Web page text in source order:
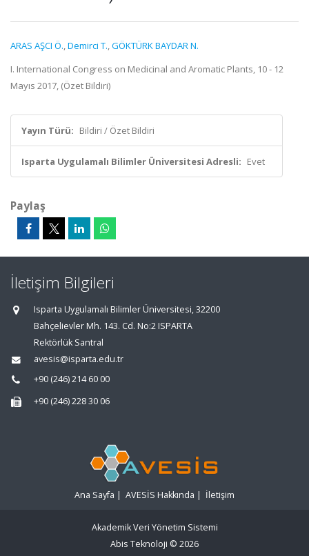
ARAS AŞCI Ö.,Demirci T.,GÖKTÜRK BAYDAR N.
I. International Congress on Medicinal and Aromatic Plants, 10 - 12
Mayıs 2017, (Özet Bildiri)
Yayın Türü: Bildiri / Özet Bildiri
Isparta Uygulamalı Bilimler Üniversitesi Adresli: Evet
Paylaş
İletişim Bilgileri
Isparta Uygulamalı Bilimler Üniversitesi, 32200
Bahçelievler Mh. 143. Cd. No:2 ISPARTA
Rektörlük Santral
avesis@isparta.edu.tr
+90 (246) 214 60 00
+90 (246) 228 30 06
Ana Sayfa | AVESİS Hakkında | İletişim
Akademik Veri Yönetim Sistemi
Abis Teknoloji © 2026